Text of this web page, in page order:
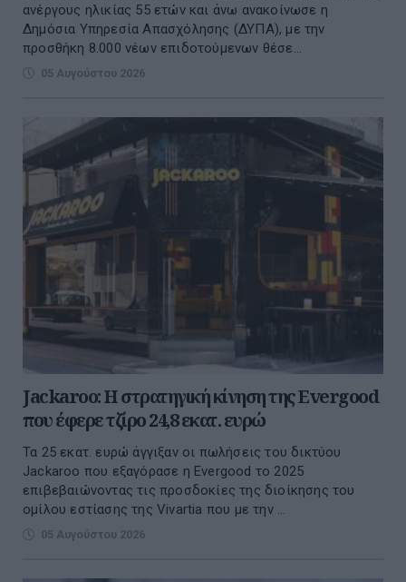
ανέργους ηλικίας 55 ετών και άνω ανακοίνωσε η
Δημόσια Υπηρεσία Απασχόλησης (ΔΥΠΑ), με την
προσθήκη 8.000 νέων επιδοτούμενων θέσε...
05 Αυγούστου 2026
Jackaroo: Η στρατηγική κίνηση της Evergood
που έφερε τζίρο 24,8 εκατ. ευρώ
Τα 25 εκατ. ευρώ άγγιξαν οι πωλήσεις του δικτύου
Jackaroo που εξαγόρασε η Evergood το 2025
επιβεβαιώνοντας τις προσδοκίες της διοίκησης του
ομίλου εστίασης της Vivartia που με την ...
05 Αυγούστου 2026